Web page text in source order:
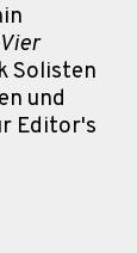
Vier
Solisten
und
Editor's